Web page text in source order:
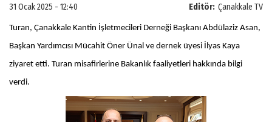
Editör: Çanakkale TV
31 Ocak 2025 - 12:40
Turan, Çanakkale Kantin İşletmecileri Derneği Başkanı Abdülaziz Asan,
Başkan Yardımcısı Mücahit Öner Ünal ve dernek üyesi İlyas Kaya
ziyaret etti. Turan misafirlerine Bakanlık faaliyetleri hakkında bilgi
verdi.